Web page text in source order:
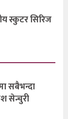
स्कुटर सिरिज
सबैभन्दा
सेन्चुरी